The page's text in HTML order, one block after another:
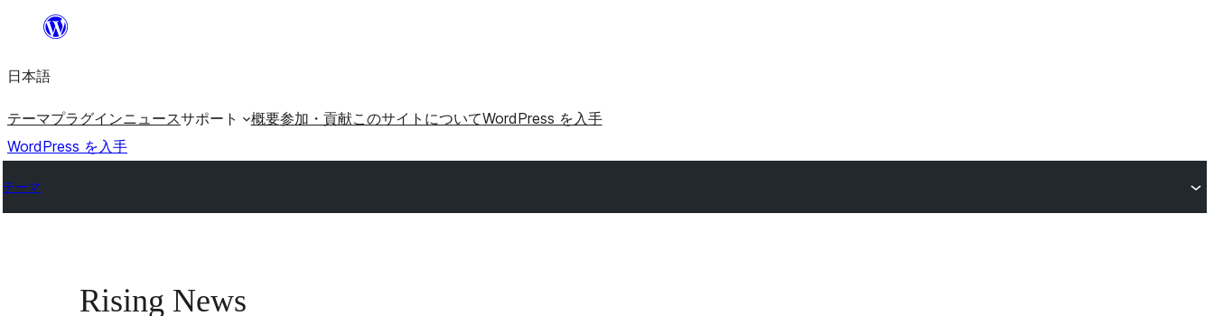
を
ッ
プ
日本語
テーマプラグインニュースサポート 概要参加・貢献このサイトについてWordPress を入手
WordPress を入手
テーマ
Rising News